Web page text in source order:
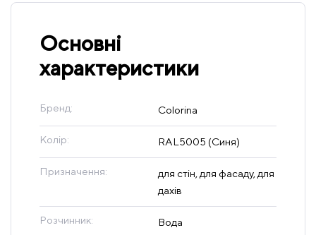
Основні
характеристики
Бренд: Colorina
Колір: RAL5005 (Синя)
Призначення:
для стін, для фасаду, для
дахів
Розчинник: Вода